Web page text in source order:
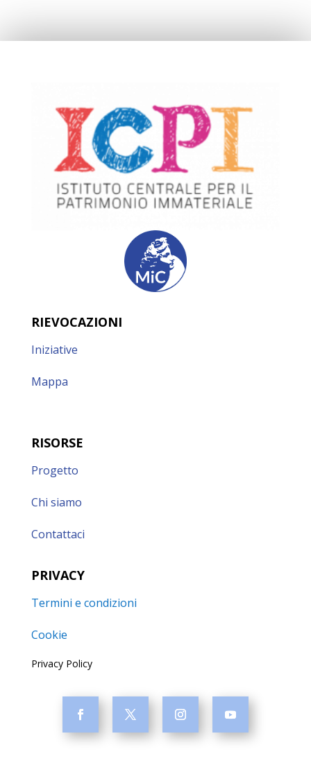
RIEVOCAZIONI
Iniziative
Mappa
RISORSE
Progetto
Chi siamo
Contattaci
PRIVACY
Termini e condizioni
Cookie
Privacy Policy